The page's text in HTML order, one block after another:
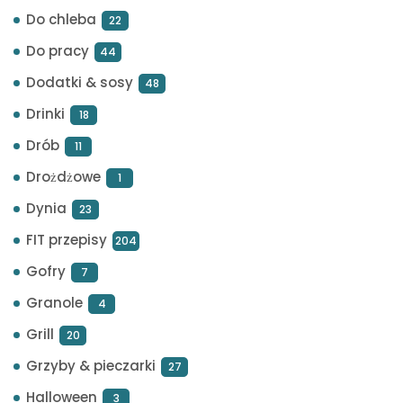
Do chleba 22
Do pracy 44
Dodatki & sosy 48
Drinki 18
Drób 11
Drożdżowe 1
Dynia 23
FIT przepisy 204
Gofry 7
Granole 4
Grill 20
Grzyby & pieczarki 27
Halloween 3